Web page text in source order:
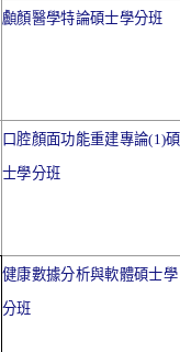
顱顏醫學特論碩士學分班
口腔顏面功能重建專論(1)碩
士學分班
健康數據分析與軟體碩士學
分班